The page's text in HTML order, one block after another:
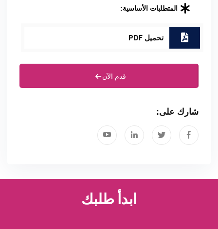
المتطلبات الأساسية:
تحميل PDF
قدم الآن
شارك على:
ابدأ طلبك